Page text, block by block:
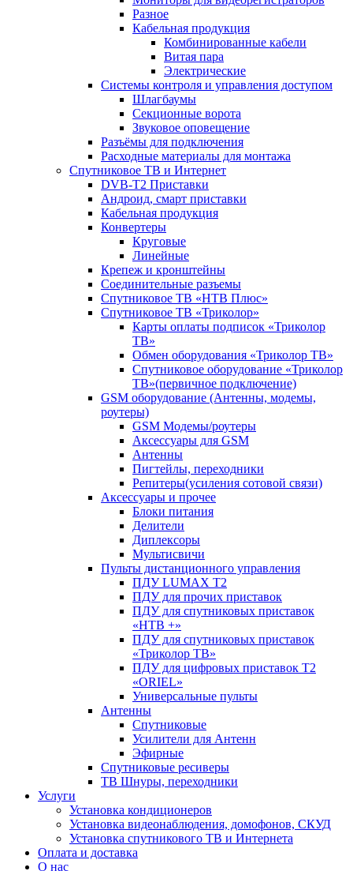
Разное
Кабельная продукция
Комбинированные кабели
Витая пара
Электрические
Системы контроля и управления доступом
Шлагбаумы
Секционные ворота
Звуковое оповещение
Разъёмы для подключения
Расходные материалы для монтажа
Спутниковое ТВ и Интернет
DVB-Т2 Приставки
Андроид, смарт приставки
Кабельная продукция
Конвертеры
Круговые
Линейные
Крепеж и кронштейны
Соединительные разъемы
Спутниковое ТВ «НТВ Плюс»
Спутниковое ТВ «Триколор»
Карты оплаты подписок «Триколор
ТВ»
Обмен оборудования «Триколор ТВ»
Спутниковое оборудование «Триколор
ТВ»(первичное подключение)
GSM оборудование (Антенны, модемы,
роутеры)
GSM Модемы/роутеры
Аксессуары для GSM
Антенны
Пигтейлы, переходники
Репитеры(усиления сотовой связи)
Аксессуары и прочее
Блоки питания
Делители
Диплексоры
Мультисвичи
Пульты дистанционного управления
ПДУ LUMAX Т2
ПДУ для прочих приставок
ПДУ для спутниковых приставок
«НТВ +»
ПДУ для спутниковых приставок
«Триколор ТВ»
ПДУ для цифровых приставок Т2
«ORIEL»
Универсальные пульты
Антенны
Спутниковые
Усилители для Антенн
Эфирные
Спутниковые ресиверы
ТВ Шнуры, переходники
Услуги
Установка кондиционеров
Установка видеонаблюдения, домофонов, СКУД
Установка спутникового ТВ и Интернета
Оплата и доставка
О нас